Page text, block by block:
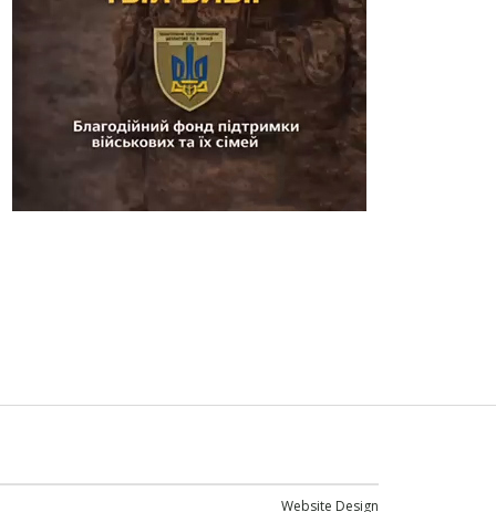
Website Design